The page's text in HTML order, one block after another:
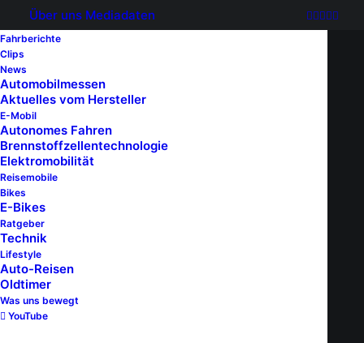
Über uns Mediadaten
Fahrberichte
Clips
News
Automobilmessen
Aktuelles vom Hersteller
E-Mobil
Autonomes Fahren
Brennstoffzellentechnologie
Elektromobilität
Reisemobile
Bikes
E-Bikes
Ratgeber
Technik
Lifestyle
Auto-Reisen
Oldtimer
Was uns bewegt
YouTube